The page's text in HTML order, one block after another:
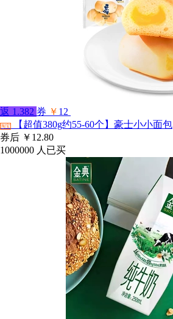
返 1.382 券 ￥ 12
淘宝
【超值380g约55-60个】豪士小小面包
券后 ￥12.80
1000000 人已买